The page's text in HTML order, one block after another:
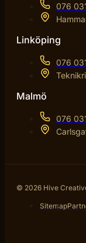
076
Linköping
076
Malmö
076
© 2026 Hive
Sitemap